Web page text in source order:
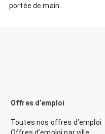
portée de main.
Offres d’emploi
Toutes nos offres d’emploi